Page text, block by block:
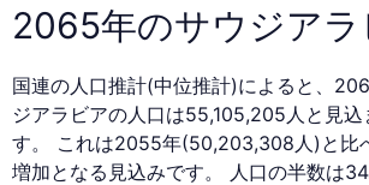
年
2065年のサウジアラ
国連の人口推計(中位推計)によると、
ジアラビアの人口は55,105,205人と見込
す。 これは2055年(50,203,308人)と比
増加となる見込みです。 人口の半数は